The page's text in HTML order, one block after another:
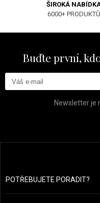
ŠIROKÁ
6000+ PRODUKTŮ
Buďte první,
Newsletter je
POTŘEBUJETE PORADIT?